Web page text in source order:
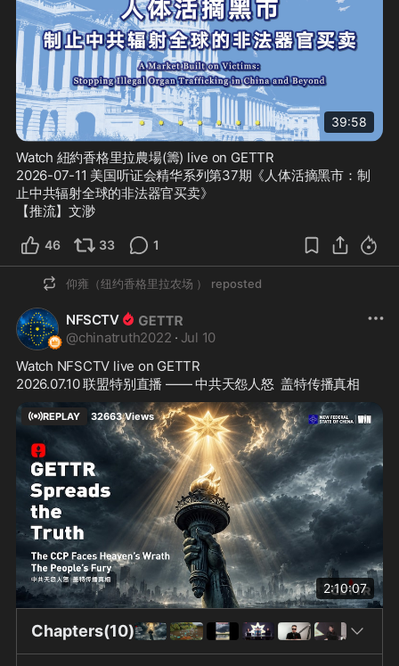
Watch 紐約香格里拉農場(籌) live on GETTR
2026-07-11 美国听证会精华系列第37期《人体活摘黑市：制
止中共辐射全球的非法器官买卖》
【推流】文渺
39:58
46 33 1
仰雍（纽约香格里拉农场 ） reposted
NFSCTV
@chinatruth2022 · Jul 10
Watch NFSCTV live on GETTR
2026.07.10 联盟特别直播 —— 中共天怨人怒  盖特传播真相
REPLAY 32663Views
2:10:07
Chapters(10)